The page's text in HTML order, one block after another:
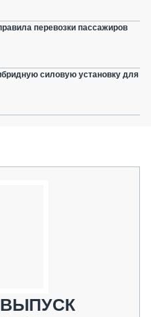
перевозки пассажиров
силовую установку для